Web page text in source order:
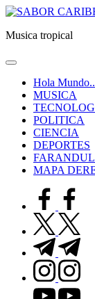
Saltar
contenido
Musica tropical
Hola Mundo..
MUSICA
POLITICA
CIENCIA
DEPORTES
MAPA
facebook.com
twitter.com
t.me
instagram.com
youtube.com